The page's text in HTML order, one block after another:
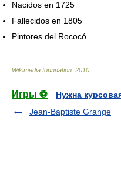
Nacidos en 1725
Fallecidos en 1805
Pintores del Rococó
Wikimedia foundation 2010
Игры ⚽
Нужна
Jean-Baptiste Grange